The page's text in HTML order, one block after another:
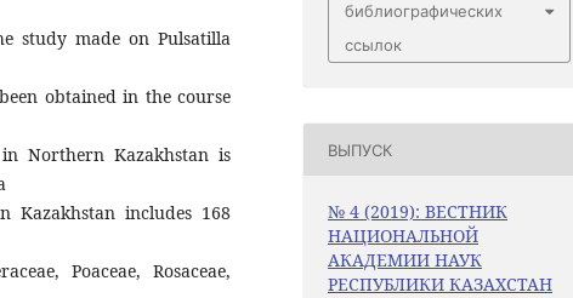
study made on Pulsatilla
obtained in the course
Northern Kazakhstan is
includes 168
Poaceae, Rosaceae,
библиографических
ссылок
ВЫПУСК
№ 4 (2019): ВЕСТНИК
НАЦИОНАЛЬНОЙ
АКАДЕМИИ НАУК
РЕСПУБЛИКИ КАЗАХСТАН